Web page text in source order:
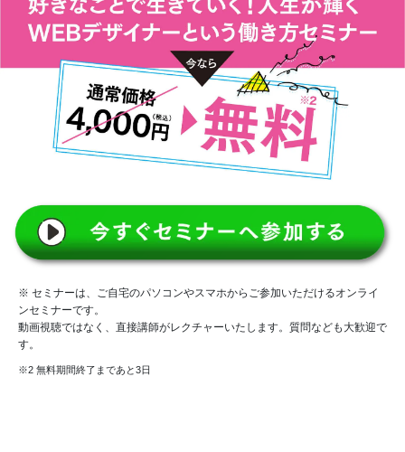
※ セミナーは、ご自宅のパソコンやスマホからご参加いただけるオンライ
ンセミナーです。
動画視聴ではなく、直接講師がレクチャーいたします。質問なども大歓迎で
す。
※2 無料期間終了まであと3日